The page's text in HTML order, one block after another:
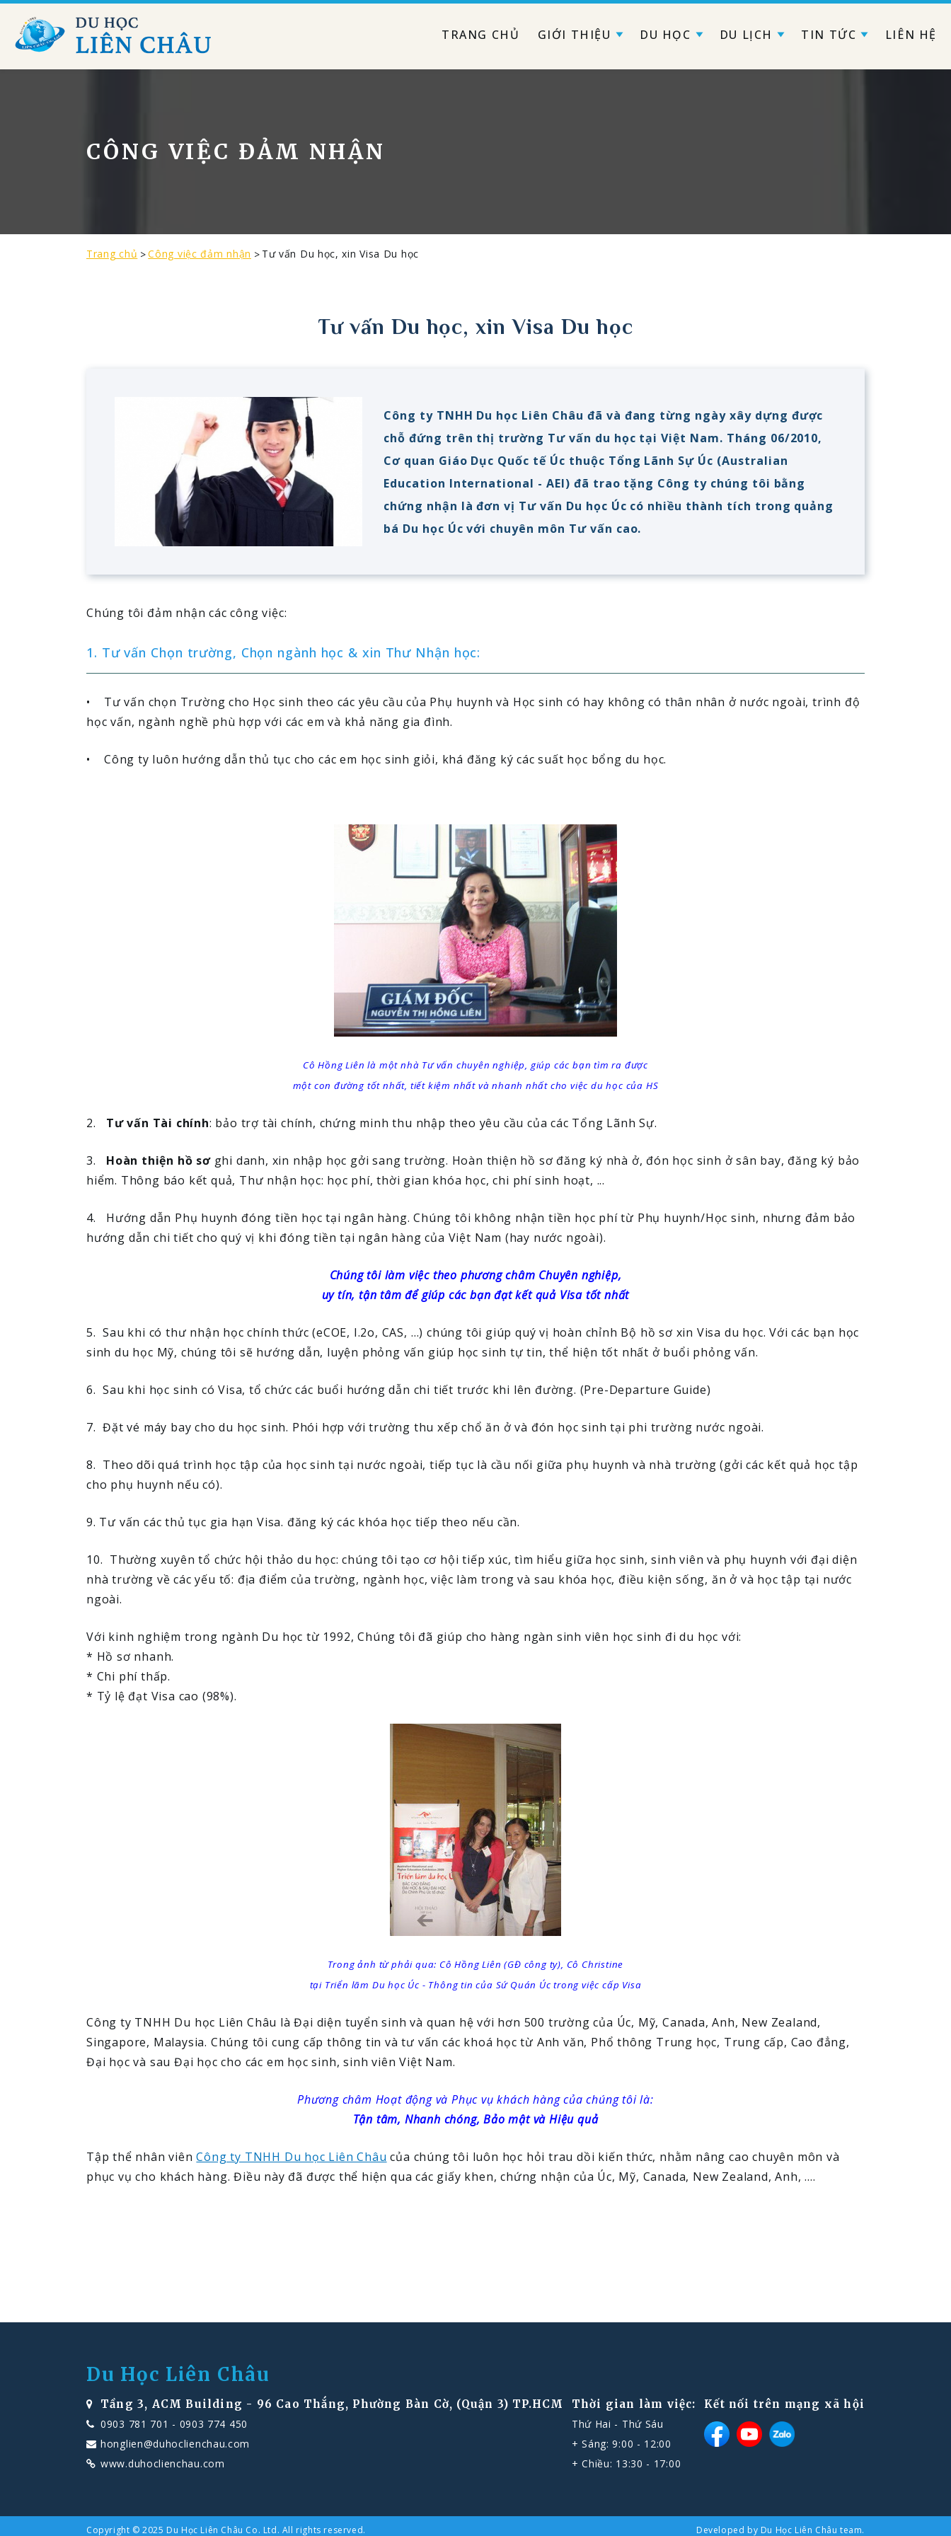
TRANG CHỦ GIỚI THIỆU DU HỌC DU LỊCH TIN TỨC LIÊN HỆ
CÔNG VIỆC ĐẢM NHẬN
Trang chủ Công việc đảm nhận Tư vấn Du học, xin Visa Du học
Tư vấn Du học, xin Visa Du học
Công ty TNHH Du học Liên Châu đã và đang từng ngày xây dựng được
chỗ đứng trên thị trường Tư vấn du học tại Việt Nam. Tháng 06/2010,
Cơ quan Giáo Dục Quốc tế Úc thuộc Tổng Lãnh Sự Úc (Australian
Education International - AEI) đã trao tặng Công ty chúng tôi bằng
chứng nhận là đơn vị Tư vấn Du học Úc có nhiều thành tích trong quảng
bá Du học Úc với chuyên môn Tư vấn cao.
Chúng tôi đảm nhận các công việc:
1. Tư vấn Chọn trường, Chọn ngành học & xin Thư Nhận học:
• Tư vấn chọn Trường cho Học sinh theo các yêu cầu của Phụ huynh và Học sinh có hay không có thân nhân ở nước ngoài, trình độ
học vấn, ngành nghề phù hợp với các em và khả năng gia đình.
• Công ty luôn hướng dẫn thủ tục cho các em học sinh giỏi, khá đăng ký các suất học bổng du học.
Cô Hồng Liên là một nhà Tư vấn chuyên nghiệp, giúp các bạn tìm ra được
một con đường tốt nhất, tiết kiệm nhất và nhanh nhất cho việc du học của HS
2. Tư vấn Tài chính: bảo trợ tài chính, chứng minh thu nhập theo yêu cầu của các Tổng Lãnh Sự.
3. Hoàn thiện hồ sơghi danh, xin nhập học gởi sang trường. Hoàn thiện hồ sơ đăng ký nhà ở, đón học sinh ở sân bay, đăng ký bảo
hiểm. Thông báo kết quả, Thư nhận học: học phí, thời gian khóa học, chi phí sinh hoạt, ...
4. Hướng dẫn Phụ huynh đóng tiền học tại ngân hàng. Chúng tôi không nhận tiền học phí từ Phụ huynh/Học sinh, nhưng đảm bảo
hướng dẫn chi tiết cho quý vị khi đóng tiền tại ngân hàng của Việt Nam (hay nước ngoài).
Chúng tôi làm việc theo phương châm Chuyên nghiệp,
uy tín, tận tâm để giúp các bạn đạt kết quả Visa tốt nhất
5. Sau khi có thư nhận học chính thức (eCOE, I.2o, CAS, …) chúng tôi giúp quý vị hoàn chỉnh Bộ hồ sơ xin Visa du học. Với các bạn học
sinh du học Mỹ, chúng tôi sẽ hướng dẫn, luyện phỏng vấn giúp học sinh tự tin, thể hiện tốt nhất ở buổi phỏng vấn.
6. Sau khi học sinh có Visa, tổ chức các buổi hướng dẫn chi tiết trước khi lên đường. (Pre-Departure Guide)
7. Đặt vé máy bay cho du học sinh. Phói hợp với trường thu xếp chổ ăn ở và đón học sinh tại phi trường nước ngoài.
8. Theo dõi quá trình học tập của học sinh tại nước ngoài, tiếp tục là cầu nối giữa phụ huynh và nhà trường (gởi các kết quả học tập
cho phụ huynh nếu có).
9. Tư vấn các thủ tục gia hạn Visa. đăng ký các khóa học tiếp theo nếu cần.
10. Thường xuyên tổ chức hội thảo du học: chúng tôi tạo cơ hội tiếp xúc, tìm hiểu giữa học sinh, sinh viên và phụ huynh với đại diện
nhà trường về các yếu tố: địa điểm của trường, ngành học, việc làm trong và sau khóa học, điều kiện sống, ăn ở và học tập tại nước
ngoài.
Với kinh nghiệm trong ngành Du học từ 1992, Chúng tôi đã giúp cho hàng ngàn sinh viên học sinh đi du học với:
* Hồ sơ nhanh.
* Chi phí thấp.
* Tỷ lệ đạt Visa cao (98%).
Trong ảnh từ phải qua: Cô Hồng Liên (GĐ công ty), Cô Christine
tại Triển lãm Du học Úc - Thông tin của Sứ Quán Úc trong việc cấp Visa
Công ty TNHH Du học Liên Châu là Đại diện tuyển sinh và quan hệ với hơn 500 trường của Úc, Mỹ, Canada, Anh, New Zealand,
Singapore, Malaysia. Chúng tôi cung cấp thông tin và tư vấn các khoá học từ Anh văn, Phổ thông Trung học, Trung cấp, Cao đẳng,
Đại học và sau Đại học cho các em học sinh, sinh viên Việt Nam.
Phương châm Hoạt động và Phục vụ khách hàng của chúng tôi là:
Tận tâm, Nhanh chóng, Bảo mật và Hiệu quả
Tập thể nhân viênCông ty TNHH Du học Liên Châu của chúng tôi luôn học hỏi trau dồi kiến thức, nhằm nâng cao chuyên môn và
phục vụ cho khách hàng. Điều này đã được thể hiện qua các giấy khen, chứng nhận của Úc, Mỹ, Canada, New Zealand, Anh, ....
Du Học Liên Châu
Tầng 3, ACM Building - 96 Cao Thắng, Phường Bàn Cờ, (Quận 3) TP.HCM
0903 781 701 - 0903 774 450
honglien@duhoclienchau.com
www.duhoclienchau.com
Thời gian làm việc:
Thứ Hai - Thứ Sáu
+ Sáng: 9:00 - 12:00
+ Chiều: 13:30 - 17:00
Kết nối trên mạng xã hội
Copyright © 2025 Du Học Liên Châu Co. Ltd. All rights reserved. Developed by Du Học Liên Châu team.